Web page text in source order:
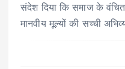
संदेश दिया कि समाज के
मानवीय मूल्यों की सच्ची